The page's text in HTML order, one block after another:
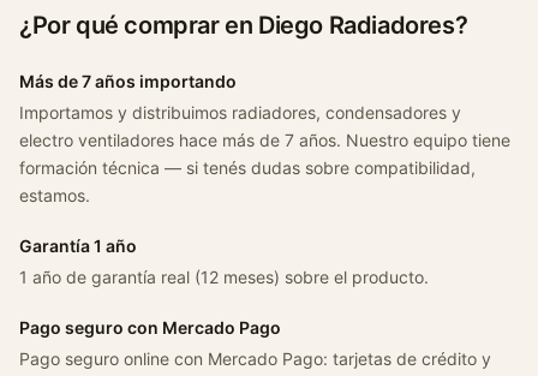
¿Por qué comprar en Diego Radiadores?
Más de 7 años importando
Importamos y distribuimos radiadores, condensadores y
electro ventiladores hace más de 7 años. Nuestro equipo tiene
formación técnica — si tenés dudas sobre compatibilidad,
estamos.
Garantía 1 año
1 año de garantía real (12 meses) sobre el producto.
Pago seguro con Mercado Pago
Pago seguro online con Mercado Pago: tarjetas de crédito y